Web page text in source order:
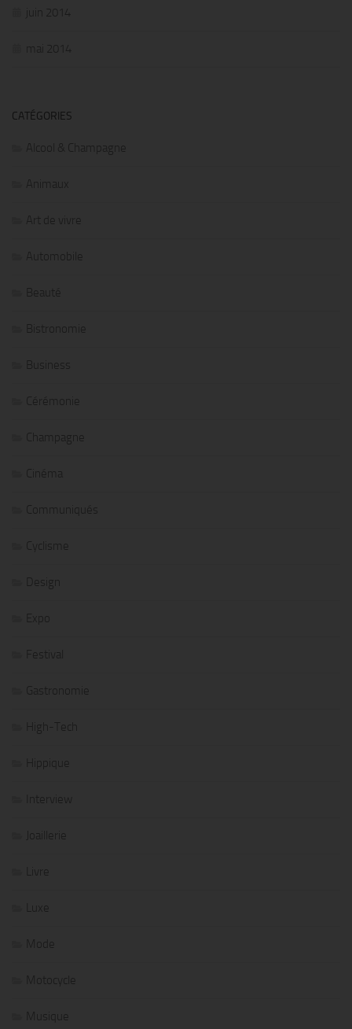
juin 2014
mai 2014
CATÉGORIES
Alcool & Champagne
Animaux
Art de vivre
Automobile
Beauté
Bistronomie
Business
Cérémonie
Champagne
Cinéma
Communiqués
Cyclisme
Design
Expo
Festival
Gastronomie
High-Tech
Hippique
Interview
Joaillerie
Livre
Luxe
Mode
Motocycle
Musique